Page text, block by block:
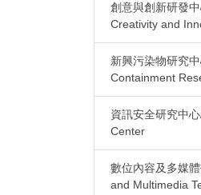
創意與創新研發
Creativity and
新興污染物研究
Containment
資訊安全研究中
Center
數位內容及多媒
and Multimedia